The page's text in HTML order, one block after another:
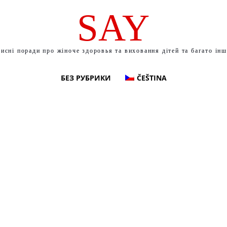
SAY
поради про жіноче здоровья та виховання дітей та багато
БЕЗ РУБРИКИ ČEŠTINA